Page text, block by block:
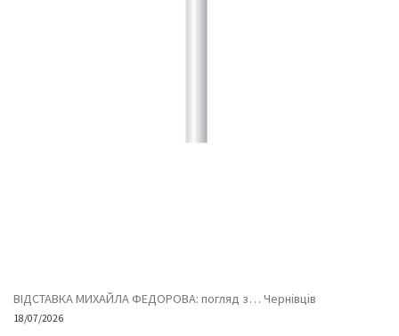
ВІДСТАВКА МИХАЙЛА ФЕДОРОВА: погляд з… Чернівців
18/07/2026